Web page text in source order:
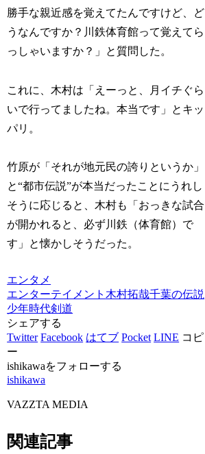
勝手な親近感を覚えてたんですけど、ど
うなんですか？川鉄体育館って覚えてら
っしゃいますか？」と質問した。
これに、木村は「えーっと、月イチぐら
いで行ってましたね。本当です」とキッ
パリ。
竹原が「それが地元民の誇りというか」
と“都市伝説”が本当だったことにうれし
そうに応じると、木村も「おっきな試合
が開かれると、必ず川鉄（体育館）で
す」と懐かしそうだった。
エンタメ
エンターテイメント 木村拓哉千葉の伝説
少年時代剣道
シェアする
Twitter Facebook はてブ Pocket LINE コピ
ー
ishikawaをフォローする
ishikawa
VAZZTA MEDIA
関連記事